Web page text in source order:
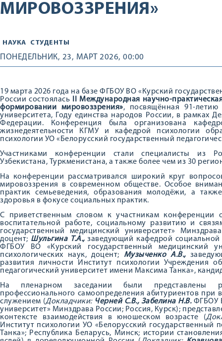
МИРОВОЗЗРЕНИЯ»
НАУКА СТУДЕНТЫ
ПОНЕДЕЛЬНИК, 23, МАРТ 2026, 00:00
19 марта 2026 года на базе ФГБОУ ВО «Курский
России состоялась
II Международная научно-
формировании мировоззрения», посвящённая 91-летию
университета, Году единства народов России, в рамках
Федерации. Конференция была организована
жизнедеятельности КГМУ и кафедрой психологии
психологии УО «Белорусский государственный
Участниками конференции стали специалисты из
Узбекистана, Туркменистана, а также более чем из 30
На конференции рассматривался широкий круг
мировоззрения в современном обществе. Особое
практик семьеведения, образования молодёжи, а
здоровья в фокусе социальных практик.
С приветственным словом к участникам конференции
воспитательной работе, социальному развитию и
государственный медицинский университет»
доцент; Шульгина Т.А.,заведующий кафедрой социальной
ФГБОУ ВО «Курский государственный медицинский
психологических наук, доцент; Музыченко А.В.,
развития личности Институт психологии Учреждения
педагогический университет имени Максима Танка»,
На пленарном заседании были представлены
профессионального самоопределения абитуриентов
служением (Докладчики:Черней С.В., Забелина Н.В.ФГБОУ
университет» Минздрава России; Россия, Курск);
контексте взаимодействия в юношеском возрасте (
Институт психологии УО «Белорусский государственный
Танка»; Республика Беларусь, Минск; истории